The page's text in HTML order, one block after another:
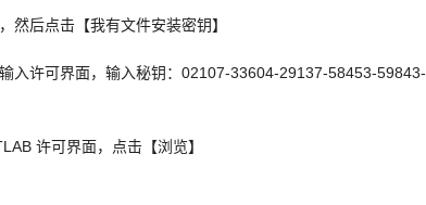
然后点击【我有文件安装密钥】
入许可界面，输入秘钥：02107-33604-29137-58453-59843-
许可界面，点击【浏览】